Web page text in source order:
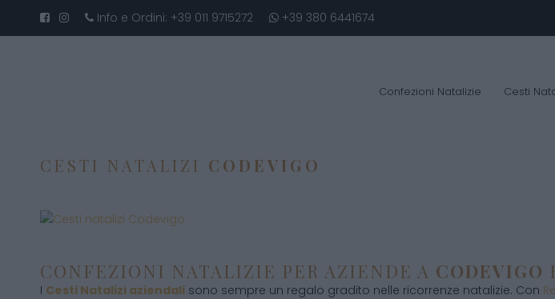
Info e Ordini: +39 011 9715272 +39 380 6441674
Confezioni Natalizie Cesti
CESTI NATALIZI CODEVIGO
CONFEZIONI NATALIZIE PER AZIENDE A CODEVIGO
I Cesti Natalizi aziendali sono sempre un regalo gradito nelle ricorrenze natalizie. Con